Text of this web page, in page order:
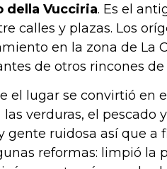
della Vucciria. Es el
calles y plazas. Los
en la zona de La
de otros rincones
el lugar se convirtió en
verduras, el pescado
gente ruidosa así que a
reformas: limpió la